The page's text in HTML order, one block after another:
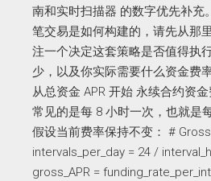
南和实时扫描器 的数字优先补充
笔交易是如何构建的，请先从那
注一个决定这套策略是否值得执
少，以及你实际需要什么资金费
从总资金 APR 开始 永续合约资
常见的是每 8 小时一次，也就是
假设当前费率保持不变： #
intervals_per_day = 24 /
gross_APR =